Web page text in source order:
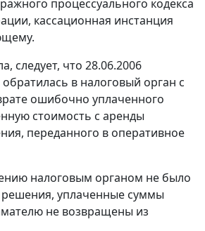
процессуального кодекса
кассационная инстанция
следует, что 28.06.2006
в налоговый орган с
ошибочно уплаченного
стоимость с аренды
переданного в оперативное
налоговым органом не было
решения, уплаченные суммы
не возвращены из